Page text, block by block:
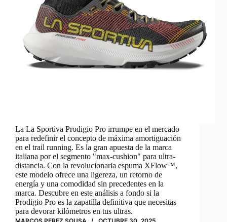
La La Sportiva Prodigio Pro irrumpe en el mercado
para redefinir el concepto de máxima amortiguación
en el trail running. Es la gran apuesta de la marca
italiana por el segmento "max-cushion" para ultra-
distancia. Con la revolucionaria espuma XFlow™,
este modelo ofrece una ligereza, un retorno de
energía y una comodidad sin precedentes en la
marca. Descubre en este análisis a fondo si la
Prodigio Pro es la zapatilla definitiva que necesitas
para devorar kilómetros en tus ultras.